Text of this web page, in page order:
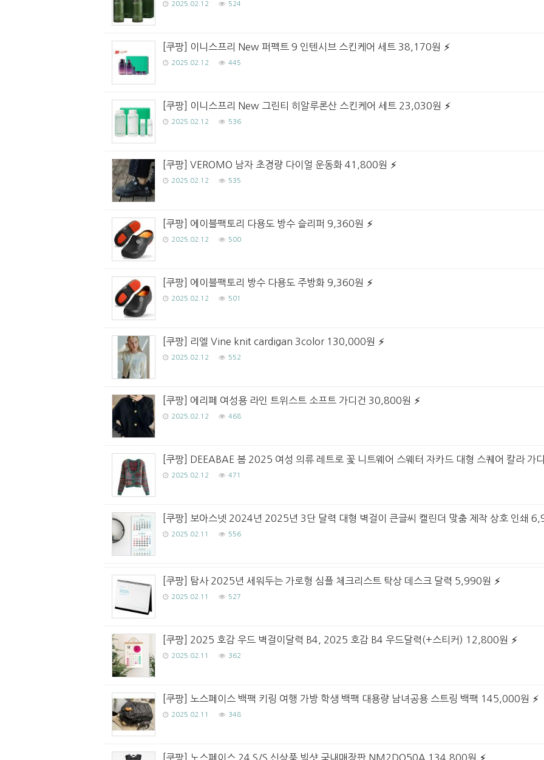
2025.02.12 524
[쿠팡] 이니스프리 New 퍼펙트 9 인텐시브 스킨케어 세트 38,170원
2025.02.12 445
[쿠팡] 이니스프리 New 그린티 히알루론산 스킨케어 세트 23,030원
2025.02.12 536
[쿠팡] VEROMO 남자 초경량 다이얼 운동화 41,800원
2025.02.12 535
[쿠팡] 에이블팩토리 다용도 방수 슬리퍼 9,360원
2025.02.12 500
[쿠팡] 에이블팩토리 방수 다용도 주방화 9,360원
2025.02.12 501
[쿠팡] 리엘 Vine knit cardigan 3color 130,000원
2025.02.12 552
[쿠팡] 에리페 여성용 라인 트위스트 소프트 가디건 30,800원
2025.02.12 468
[쿠팡] DEEABAE 봄 2025 여성 의류 레트로 꽃 니트웨어 스웨터 자카드 대형 스퀘어 칼라 가
2025.02.12 471
[쿠팡] 보아스넷 2024년 2025년 3단 달력 대형 벽걸이 큰글씨 캘린더 맞춤 제작 상호 인쇄
2025.02.11 556
[쿠팡] 탐사 2025년 세워두는 가로형 심플 체크리스트 탁상 데스크 달력 5,990원
2025.02.11 527
[쿠팡] 2025 호감 우드 벽걸이달력 B4, 2025 호감 B4 우드달력(+스티커) 12,800원
2025.02.11 362
[쿠팡] 노스페이스 백팩 키링 여행 가방 학생 백팩 대용량 남녀공용 스트링 백팩 145,000원
2025.02.11 348
[쿠팡] 노스페이스 24 S/S 신상품 빅샷 국내매장판 NM2DQ50A 134,800원